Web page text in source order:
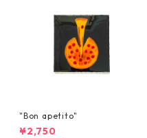
"Bon apetito"
¥2,750